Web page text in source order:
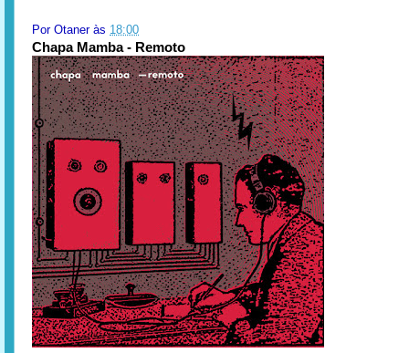
Por Otaner às 18:00
Chapa Mamba - Remoto